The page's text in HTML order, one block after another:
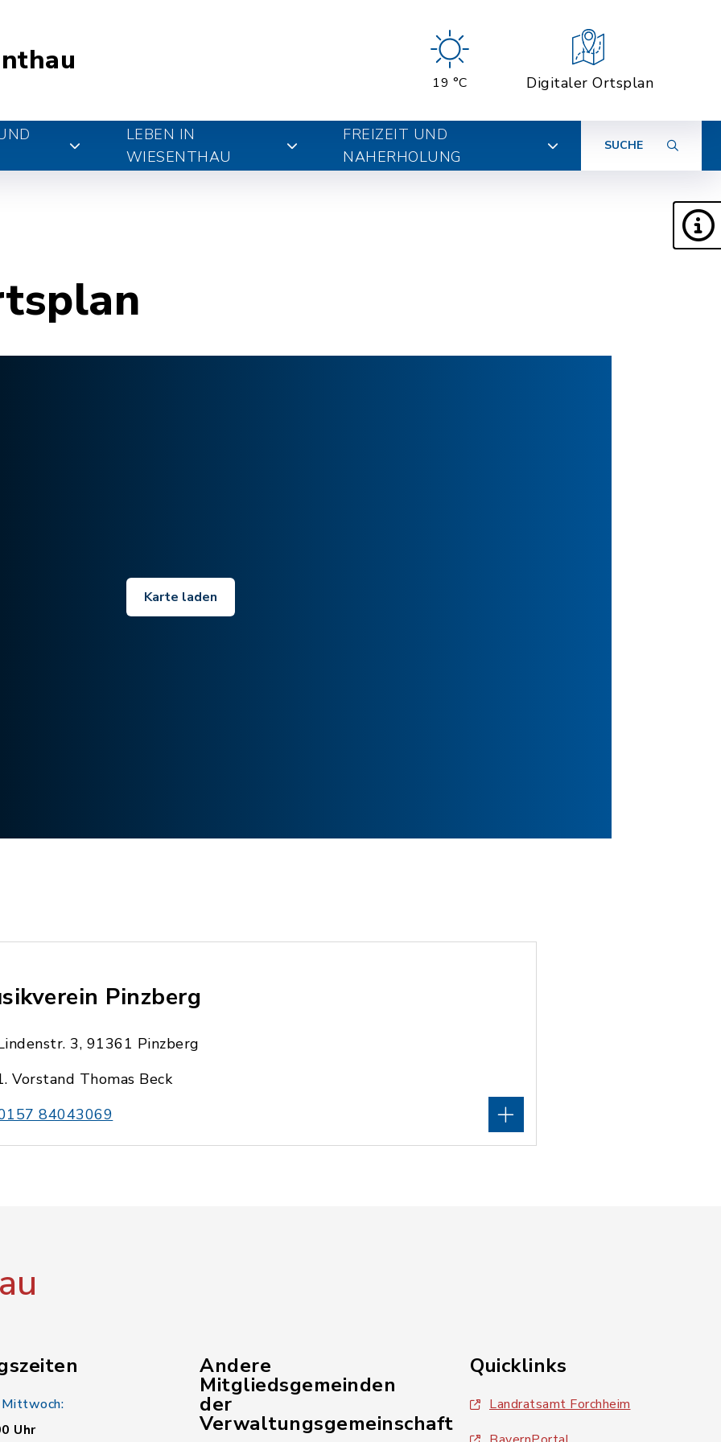
19 °C Digitaler Ortsplan
LEBEN IN
WIESENTHAU
FREIZEIT UND
NAHERHOLUNG
SUCHE
Karte laden
Pinzberg
3, 91361 Pinzberg
Vorstand Thomas Beck
84043069
Uhr
Andere
Mitgliedsgemeinden
der
Verwaltungsgemeinschaft
Quicklinks
Landratsamt Forchheim